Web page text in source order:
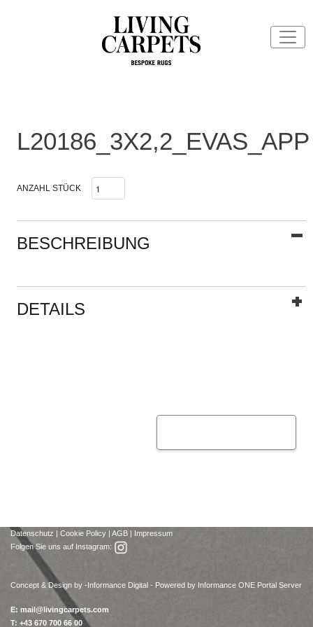
L20186_3X2,2_EVAS_APP
ANZAHL STÜCK
BESCHREIBUNG
DETAILS
Datenschutz | Cookie Policy | AGB | Impressum
Folgen Sie uns auf Instagram:
Concept & Design by -Informance Digital - Powered by Informance ONE Portal Server
E: mail@livingcarpets.com
T: +43 670 700 66 00